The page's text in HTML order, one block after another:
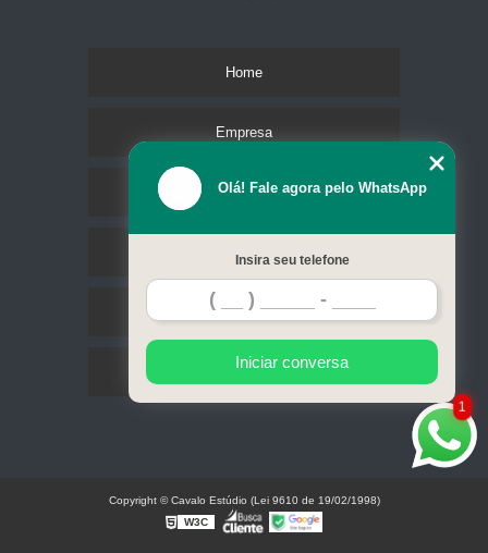
Home
Empresa
Missão
Serviços
Contato
Mapa do site
1
Olá! Fale agora pelo WhatsApp
Insira seu telefone
Iniciar conversa
Copyright © Cavalo Estúdio (Lei 9610 de 19/02/1998)
W3C